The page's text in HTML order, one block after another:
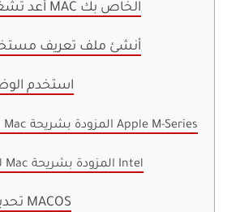
2. أعد تشغيل جهاز MAC الخاص بك
3. أنشئ ملف تعريف
4. استخدم
لأجهزة Mac المزودة بشريحة Apple M-Series
لأجهزة Mac المزودة بشريحة Intel
5. تحديث إصدار MACOS